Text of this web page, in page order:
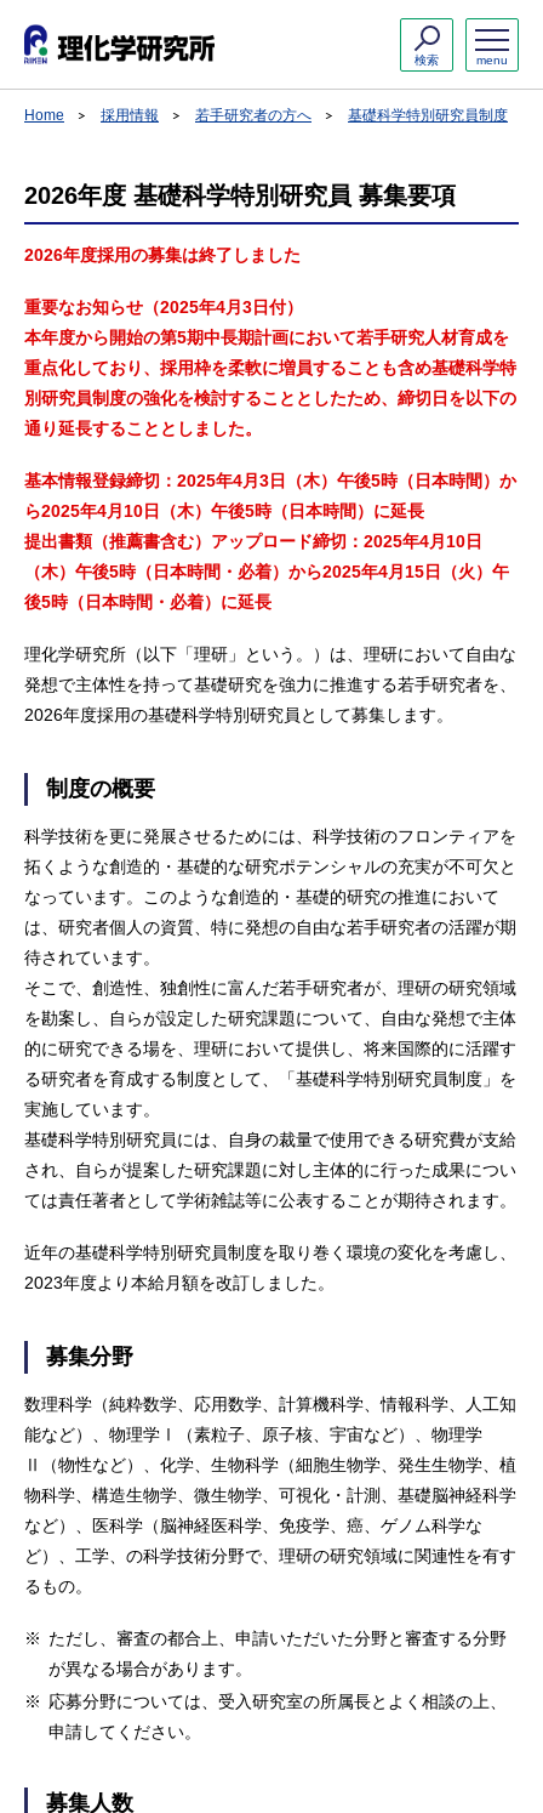
menu
検索
Home 採用情報 若手研究者の方へ 基礎科学特別研究員制度
2026年度 基礎科学特別研究員 募集要項
2026年度採用の募集は終了しました
重要なお知らせ（2025年4月3日付）
本年度から開始の第5期中長期計画において若手研究人材育成を
重点化しており、採用枠を柔軟に増員することも含め基礎科学特
別研究員制度の強化を検討することとしたため、締切日を以下の
通り延長することとしました。
基本情報登録締切：2025年4月3日（木）午後5時（日本時間）か
ら2025年4月10日（木）午後5時（日本時間）に延長
提出書類（推薦書含む）アップロード締切：2025年4月10日
（木）午後5時（日本時間・必着）から2025年4月15日（火）午
後5時（日本時間・必着）に延長
理化学研究所（以下「理研」という。）は、理研において自由な
発想で主体性を持って基礎研究を強力に推進する若手研究者を、
2026年度採用の基礎科学特別研究員として募集します。
制度の概要
科学技術を更に発展させるためには、科学技術のフロンティアを
拓くような創造的・基礎的な研究ポテンシャルの充実が不可欠と
なっています。このような創造的・基礎的研究の推進において
は、研究者個人の資質、特に発想の自由な若手研究者の活躍が期
待されています。
そこで、創造性、独創性に富んだ若手研究者が、理研の研究領域
を勘案し、自らが設定した研究課題について、自由な発想で主体
的に研究できる場を、理研において提供し、将来国際的に活躍す
る研究者を育成する制度として、「基礎科学特別研究員制度」を
実施しています。
基礎科学特別研究員には、自身の裁量で使用できる研究費が支給
され、自らが提案した研究課題に対し主体的に行った成果につい
ては責任著者として学術雑誌等に公表することが期待されます。
近年の基礎科学特別研究員制度を取り巻く環境の変化を考慮し、
2023年度より本給月額を改訂しました。
募集分野
数理科学（純粋数学、応用数学、計算機科学、情報科学、人工知
能など）、物理学Ⅰ（素粒子、原子核、宇宙など）、物理学
Ⅱ（物性など）、化学、生物科学（細胞生物学、発生生物学、植
物科学、構造生物学、微生物学、可視化・計測、基礎脳神経科学
など）、医科学（脳神経医科学、免疫学、癌、ゲノム科学な
ど）、工学、の科学技術分野で、理研の研究領域に関連性を有す
るもの。
※ ただし、審査の都合上、申請いただいた分野と審査する分野
が異なる場合があります。
※ 応募分野については、受入研究室の所属長とよく相談の上、
申請してください。
募集人数